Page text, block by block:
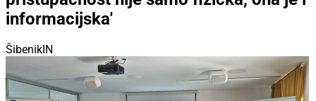
informacijska'
ŠibenikIN